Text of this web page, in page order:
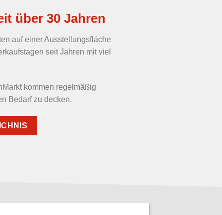
über 30 Jahren
auf einer Ausstellungsfläche
seit Jahren mit viel
kommen regelmäßig
Bedarf zu decken.